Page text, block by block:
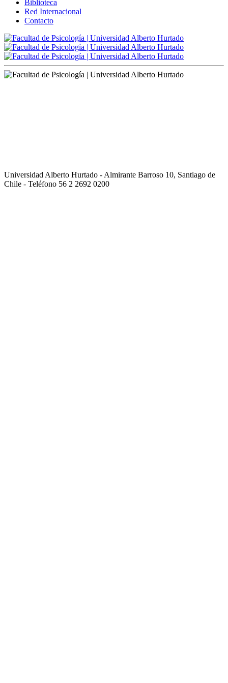
Biblioteca
Red Internacional
Contacto
Universidad Alberto Hurtado - Almirante Barroso 10, Santiago de
Chile - Teléfono 56 2 2692 0200